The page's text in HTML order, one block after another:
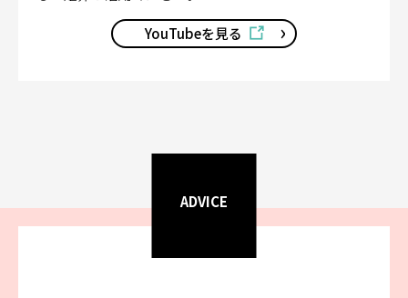
YouTubeを見る
ADVICE